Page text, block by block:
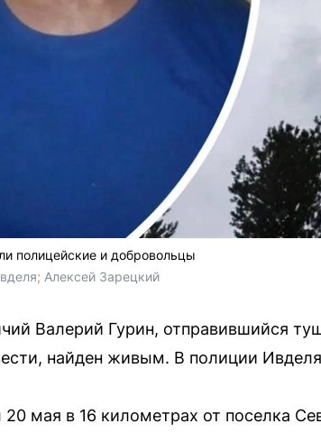
полицейские и добровольцы
Алексей Зарецкий
Валерий Гурин, отправившийся
найден живым. В полиции
мая в 16 километрах от поселка